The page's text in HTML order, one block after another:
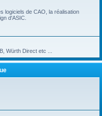
logiciels de CAO, la réalisation
d'ASIC.
Würth Direct etc ...